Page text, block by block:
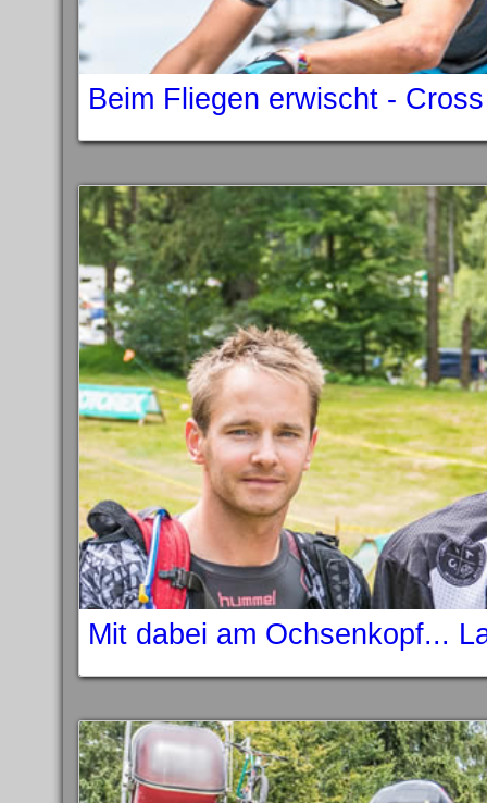
Beim Fliegen erwischt -
Mit dabei am Ochsenkopf...